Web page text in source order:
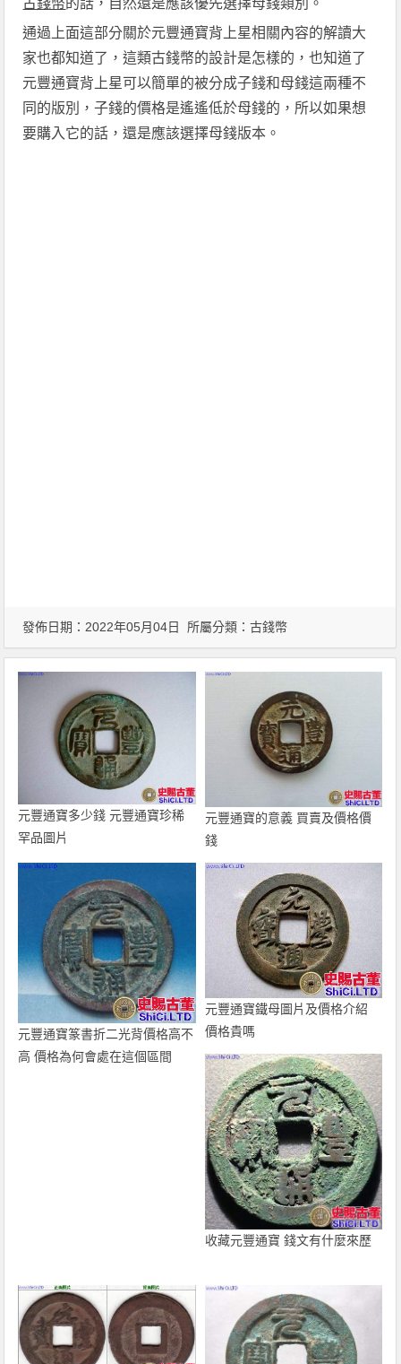
通過上面這部分關於元豐通寶背上星相關內容的解讀大
家也都知道了，這類古錢幣的設計是怎樣的，也知道了
元豐通寶背上星可以簡單的被分成子錢和母錢這兩種不
同的版別，子錢的價格是遙遙低於母錢的，所以如果想
要購入它的話，還是應該選擇母錢版本。
發佈日期：2022年05月04日 所屬分類：古錢幣
元豐通寶多少錢 元豐通寶珍稀
罕品圖片
元豐通寶的意義 買賣及價格價
錢
元豐通寶篆書折二光背價格高不
高 價格為何會處在這個區間
元豐通寶鐵母圖片及價格介紹
價格貴嗎
收藏元豐通寶 錢文有什麼來歷